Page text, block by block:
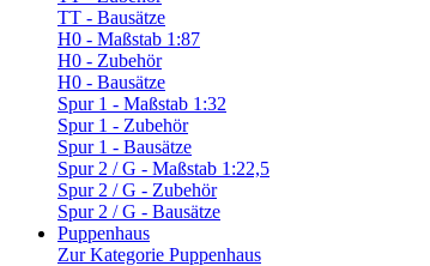
TT - Bausätze
H0 - Maßstab 1:87
H0 - Zubehör
H0 - Bausätze
Spur 1 - Maßstab 1:32
Spur 1 - Zubehör
Spur 1 - Bausätze
Spur 2 / G - Maßstab 1:22,5
Spur 2 / G - Zubehör
Spur 2 / G - Bausätze
Puppenhaus
Zur Kategorie Puppenhaus